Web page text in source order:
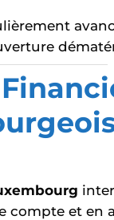
compte et